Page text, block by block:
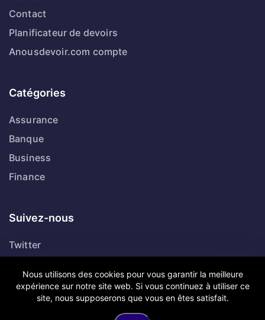
Contact
Planificateur de devoirs
Anousdevoir.com compte
Catégories
Assurance
Banque
Business
Finance
Suivez-nous
Twitter
Facebook
Linkedin
Nous utilisons des cookies pour vous garantir la meilleure
expérience sur notre site web. Si vous continuez à utiliser ce
site, nous supposerons que vous en êtes satisfait.